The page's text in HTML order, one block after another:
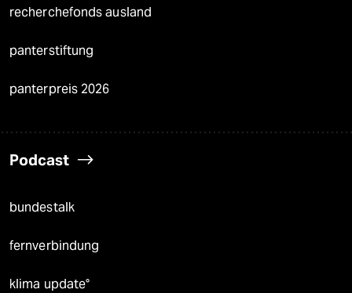
recherchefonds ausland
panterstiftung
panterpreis 2026
Podcast
bundestalk
fernverbindung
klima update°